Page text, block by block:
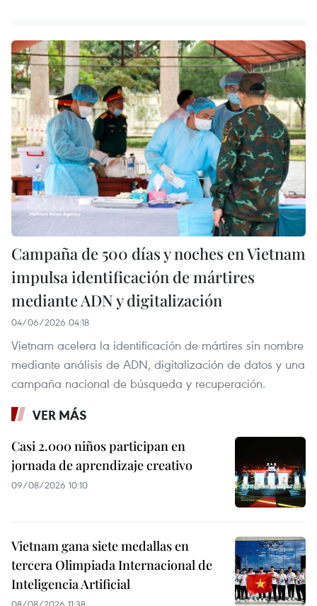
Campaña de 500 días y noches en Vietnam
impulsa identificación de mártires
mediante ADN y digitalización
04/06/2026 04:18
Vietnam acelera la identificación de mártires sin nombre
mediante análisis de ADN, digitalización de datos y una
campaña nacional de búsqueda y recuperación.
VER MÁS
Casi 2.000 niños participan en
jornada de aprendizaje creativo
09/08/2026 10:10
Vietnam gana siete medallas en
tercera Olimpiada Internacional de
Inteligencia Artificial